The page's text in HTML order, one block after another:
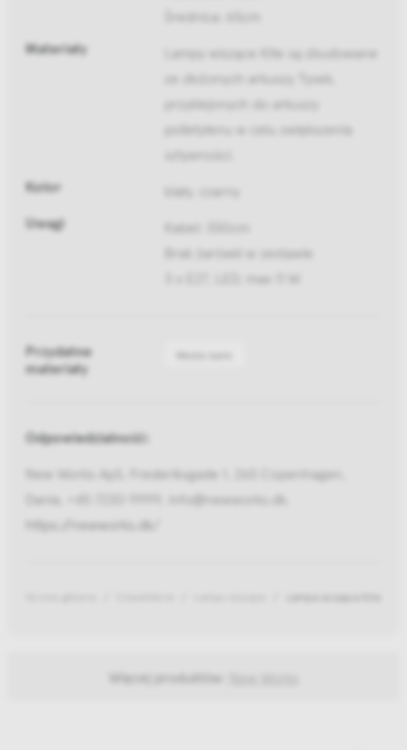
Średnica: 65cm
Materiały
Lampy wiszące Kite są zbudowane
ze złożonych arkuszy Tyvek,
przyklejonych do arkuszy
polietylenu w celu zwiększenia
sztywności.
Kolor biały, czarny
Uwagi
Kabel: 350cm
Brak żarówki w zestawie
3 x E27, LED, max 11 W
Przydatne
materiały
Media bank
Odpowiedzialność:
New Works ApS, Frederiksgade 1, 265 Copenhagen,
Dania, +45 7230 9999, info@newworks.dk,
https://newworks.dk/
Lampa wisząca Kite
Więcej produktów: